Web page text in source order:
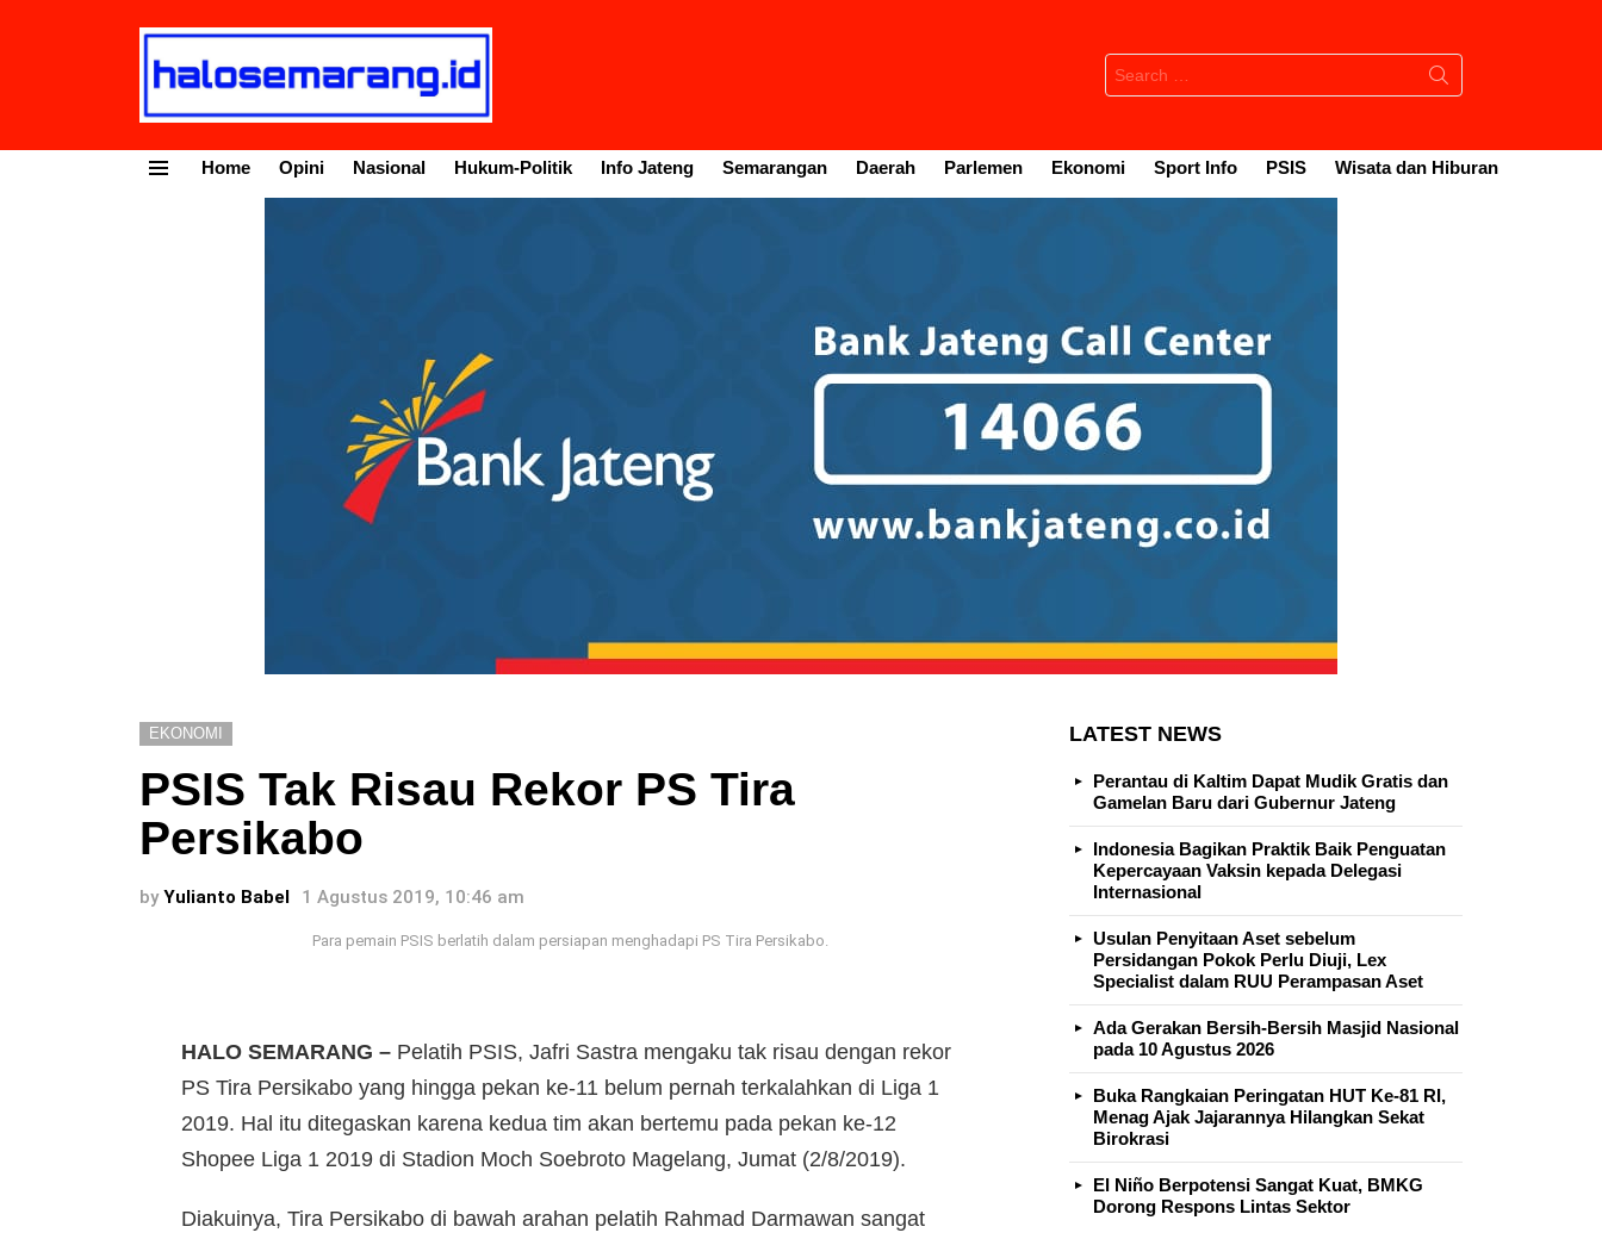
Search
for:
Home Opini Nasional Hukum-Politik Info Jateng Semarangan Daerah Parlemen Ekonomi Sport Info PSIS Wisata dan Hiburan
EKONOMI
PSIS Tak Risau Rekor PS Tira
Persikabo
by Yulianto Babel 1 Agustus 2019, 10:46 am
Para pemain PSIS berlatih dalam persiapan menghadapi PS Tira Persikabo.
HALO SEMARANG – Pelatih PSIS, Jafri Sastra mengaku tak risau dengan rekor
PS Tira Persikabo yang hingga pekan ke-11 belum pernah terkalahkan di Liga 1
2019. Hal itu ditegaskan karena kedua tim akan bertemu pada pekan ke-12
Shopee Liga 1 2019 di Stadion Moch Soebroto Magelang, Jumat (2/8/2019).
Diakuinya, Tira Persikabo di bawah arahan pelatih Rahmad Darmawan sangat
LATEST NEWS
Perantau di Kaltim Dapat Mudik Gratis dan
Gamelan Baru dari Gubernur Jateng
Indonesia Bagikan Praktik Baik Penguatan
Kepercayaan Vaksin kepada Delegasi
Internasional
Usulan Penyitaan Aset sebelum
Persidangan Pokok Perlu Diuji, Lex
Specialist dalam RUU Perampasan Aset
Ada Gerakan Bersih-Bersih Masjid Nasional
pada 10 Agustus 2026
Buka Rangkaian Peringatan HUT Ke-81 RI,
Menag Ajak Jajarannya Hilangkan Sekat
Birokrasi
El Niño Berpotensi Sangat Kuat, BMKG
Dorong Respons Lintas Sektor